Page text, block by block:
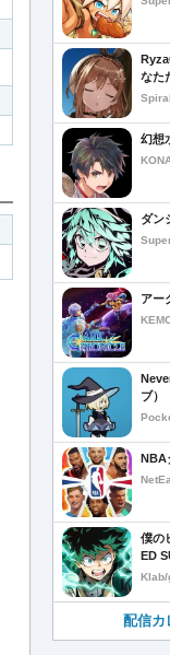
なた
幻想
ダン
アー
ブ）
NBA
僕の
ED
Klab/
配信カ